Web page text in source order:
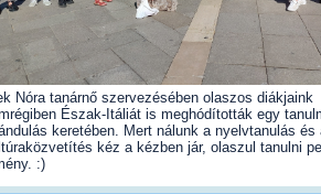
Nóra tanárnő szervezésében olaszos diákjaink
Észak-Itáliát is meghódították egy
keretében. Mert nálunk a nyelvtanulás és
kéz a kézben jár, olaszul tanulni
:)